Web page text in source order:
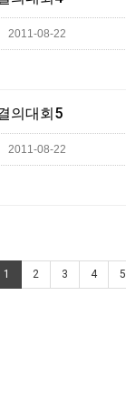
2011-08-22
의대회5
2011-08-22
1 2 3 4 5